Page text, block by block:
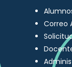
Correo